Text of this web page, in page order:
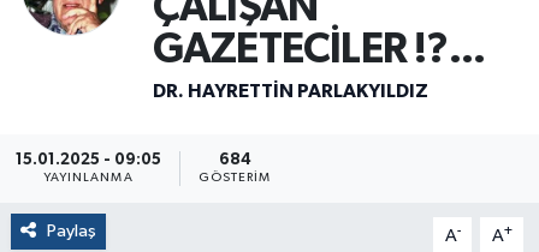
GAZETECİLER !?...
DR. HAYRETTIN PARLAKYILDIZ
15.01.2025 - 09:05
YAYINLANMA
684
GÖSTERIM
Paylaş A- A+
Gündem
Kültür ve Sanat
Tüm Manşetler
Son Dakika Haberleri